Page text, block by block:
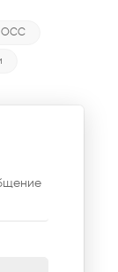
OCC